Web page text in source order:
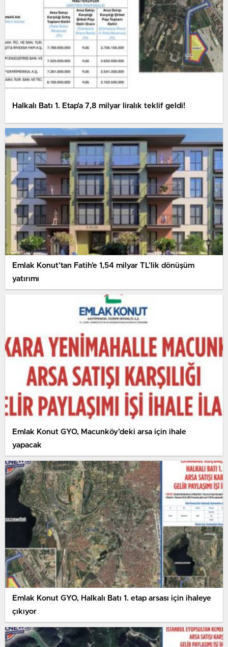
Halkalı Batı 1. Etap’a 7,8 milyar liralık teklif geldi!
Emlak Konut’tan Fatih’e 1,54 milyar TL’lik dönüşüm
yatırımı
Emlak Konut GYO, Macunköy’deki arsa için ihale
yapacak
Emlak Konut GYO, Halkalı Batı 1. etap arsası için ihaleye
çıkıyor